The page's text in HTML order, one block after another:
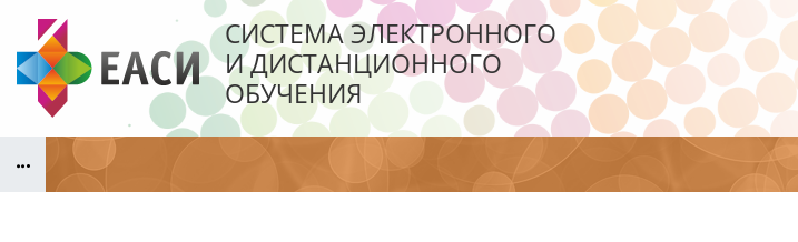
Перейти к основному содержанию
СИСТЕМА ЭЛЕКТРОННОГО
И ДИСТАНЦИОННОГО
ОБУЧЕНИЯ